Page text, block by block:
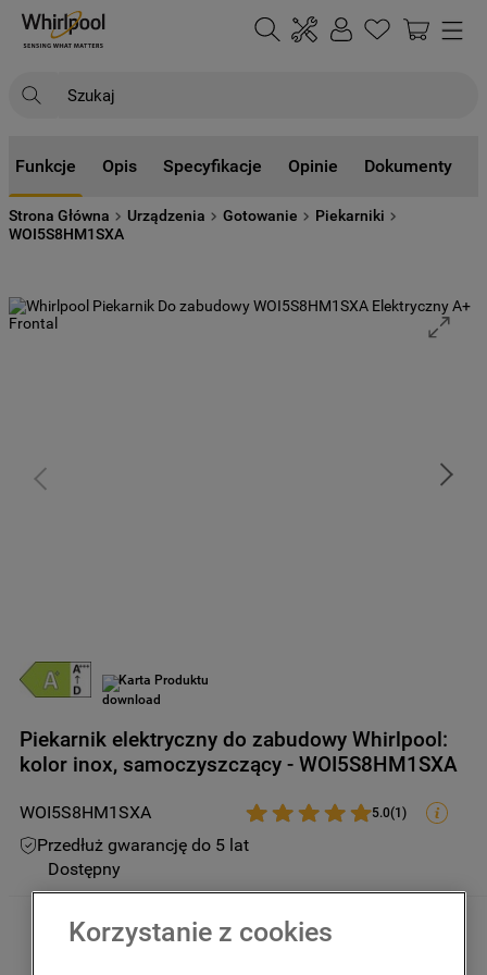
Funkcje Opis Specyfikacje Opinie Dokumenty
Strona Główna Urządzenia Gotowanie
Piekarniki
WOI5S8HM1SXA
Karta Produktu
Piekarnik elektryczny do zabudowy Whirlpool:
kolor inox, samoczyszczący - WOI5S8HM1SXA
WOI5S8HM1SXA 5.0(1 )
Przedłuż gwarancję do 5 lat
Dostępny
1999,00 złKwota uwzględnia podatek VAT
Korzystanie z cookies
NAJCZĘŚCIEJ SZUKANE
1.
2. lodówki
4. pralka